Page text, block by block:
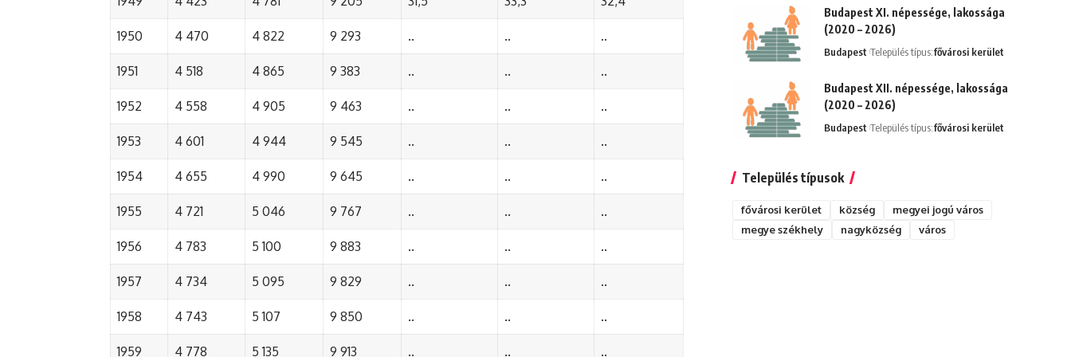
1950 4 470 4 822 9 293 .. .. ..
1951 4 518 4 865 9 383 .. .. ..
1952 4 558 4 905 9 463 .. .. ..
1953 4 601 4 944 9 545 .. .. ..
1954 4 655 4 990 9 645 .. .. ..
1955 4 721 5 046 9 767 .. .. ..
1956 4 783 5 100 9 883 .. .. ..
1957 4 734 5 095 9 829 .. .. ..
1958 4 743 5 107 9 850 .. .. ..
1959 4 778 5 135 9 913 .. .. ..
Budapest XI. népessége, lakossága
(2020 – 2026)
Budapest Település típus:fővárosi kerület
Budapest XII. népessége, lakossága
(2020 – 2026)
Budapest Település típus:fővárosi kerület
Település típusok
fővárosi kerület község
megyei jogú város
megye székhely
nagyközség város